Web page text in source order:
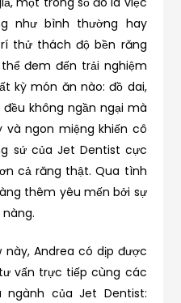
như bình thường hay
thử thách độ bền răng
đem đến trải nghiệm
kỳ món ăn nào: đồ dai,
không ngần ngại mà
ngon miệng khiến cô
sứ của Jet Dentist cực
cả răng thật. Qua tình
thêm yêu mến bởi sự
này, Andrea có dịp được
vấn trực tiếp cùng các
của Jet Dentist: